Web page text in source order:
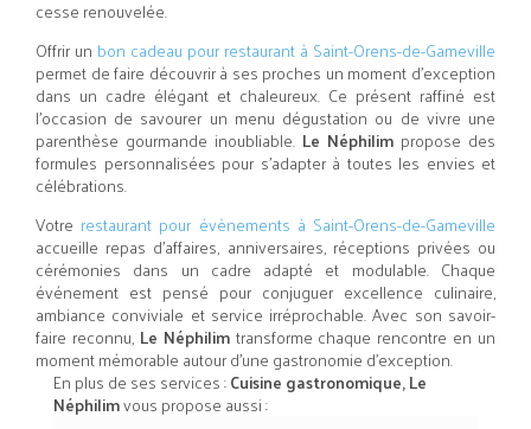
cesse renouvelée.
Offrir un bon cadeau pour restaurant à Saint-Orens-de-Gameville
permet de faire découvrir à ses proches un moment d’exception
dans un cadre élégant et chaleureux. Ce présent raffiné est
l’occasion de savourer un menu dégustation ou de vivre une
parenthèse gourmande inoubliable. Le Néphilim propose des
formules personnalisées pour s’adapter à toutes les envies et
célébrations.
Votre restaurant pour évènements à Saint-Orens-de-Gameville
accueille repas d’affaires, anniversaires, réceptions privées ou
cérémonies dans un cadre adapté et modulable. Chaque
événement est pensé pour conjuguer excellence culinaire,
ambiance conviviale et service irréprochable. Avec son savoir-
faire reconnu, Le Néphilimtransforme chaque rencontre en un
moment mémorable autour d’une gastronomie d’exception.
En plus de ses services :Cuisine gastronomique, Le
Néphilimvous propose aussi :